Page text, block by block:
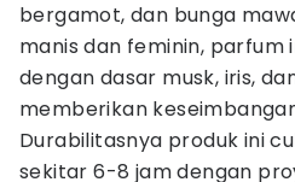
bergamot, dan bunga
manis dan feminin, parfum
dengan dasar musk, iris,
memberikan
Durabilitasnya produk ini
sekitar 6-8 jam dengan